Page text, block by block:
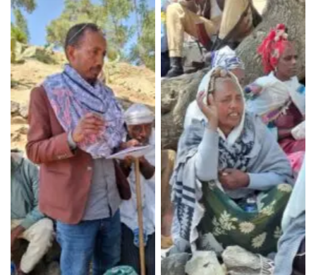
No Caption No Caption